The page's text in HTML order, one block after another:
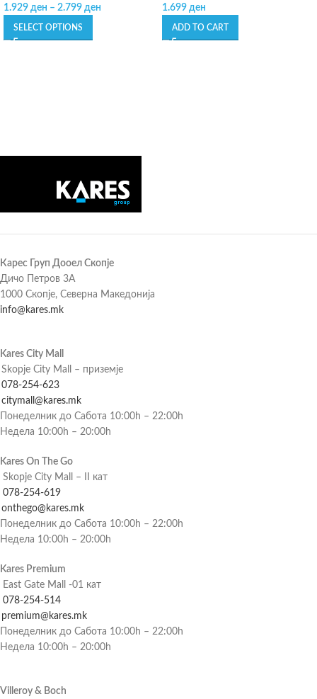
1.929 ден – 2.799 ден
SELECT OPTIONS
1.699 ден
ADD TO CART
Карес Груп Дооел Скопје
Дичо Петров 3А
1000 Скопје, Северна Македонија
info@kares.mk
Kares City Mall
Skopje City Mall – приземје
078-254-623
citymall@kares.mk
Понеделник до Сабота 10:00h – 22:00h
Недела 10:00h – 20:00h
Kares On The Go
Skopje City Mall – II кат
078-254-619
onthego@kares.mk
Понеделник до Сабота 10:00h – 22:00h
Недела 10:00h – 20:00h
Kares Premium
East Gate Mall -01 кат
078-254-514
premium@kares.mk
Понеделник до Сабота 10:00h – 22:00h
Недела 10:00h – 20:00h
Villeroy & Boch